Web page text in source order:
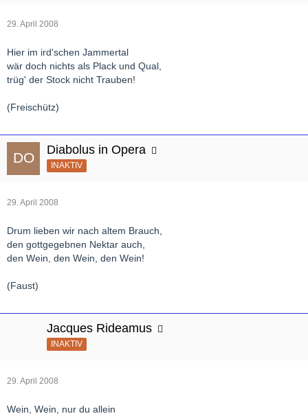
29. April 2008
Hier im ird'schen Jammertal
wär doch nichts als Plack und Qual,
trüg' der Stock nicht Trauben!
(Freischütz)
Diabolus in Opera
INAKTIV
29. April 2008
Drum lieben wir nach altem Brauch,
den gottgegebnen Nektar auch,
den Wein, den Wein, den Wein!
(Faust)
Jacques Rideamus
INAKTIV
29. April 2008
Wein, Wein, nur du allein